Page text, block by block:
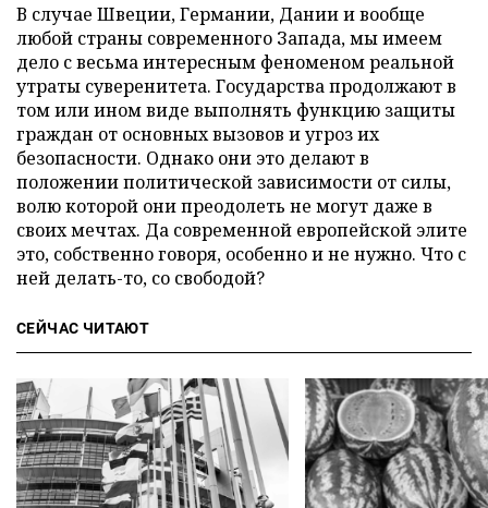
В случае Швеции, Германии, Дании и вообще
любой страны современного Запада, мы имеем
дело с весьма интересным феноменом реальной
утраты суверенитета. Государства продолжают в
том или ином виде выполнять функцию защиты
граждан от основных вызовов и угроз их
безопасности. Однако они это делают в
положении политической зависимости от силы,
волю которой они преодолеть не могут даже в
своих мечтах. Да современной европейской элите
это, собственно говоря, особенно и не нужно. Что с
ней делать-то, со свободой?
СЕЙЧАС ЧИТАЮТ